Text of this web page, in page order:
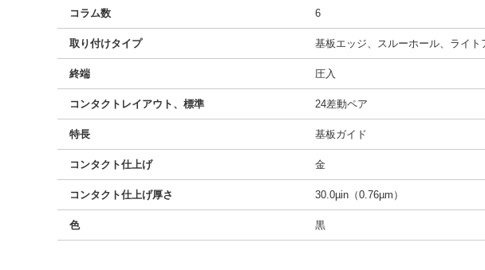
コラム数 6
取り付けタイプ 基板エッジ、スルーホール、ライト
終端 圧入
コンタクトレイアウト、標準 24差動ペア
特長 基板ガイド
コンタクト仕上げ 金
コンタクト仕上げ厚さ 30.0µin（0.76µm）
色 黒